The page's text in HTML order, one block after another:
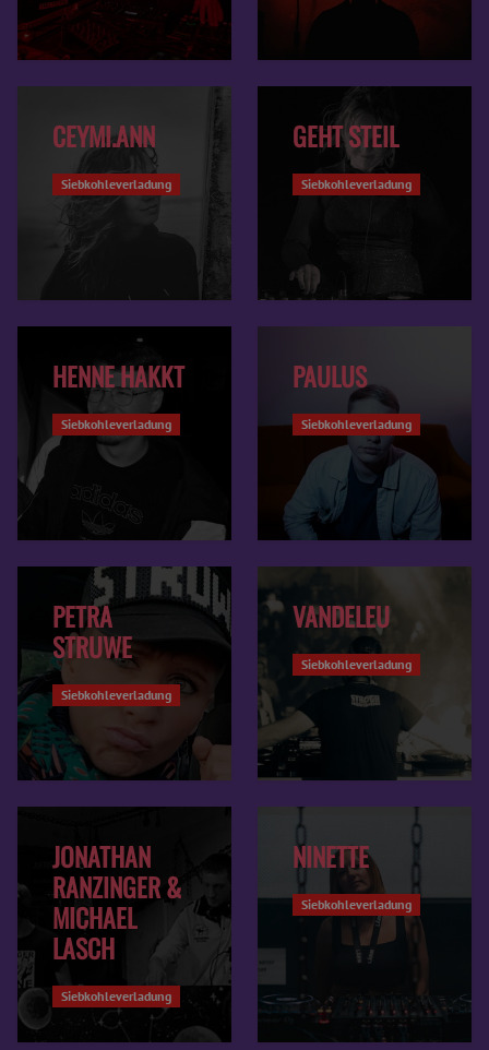
CEYMI.ANN
Siebkohleverladung
GEHT STEIL
Siebkohleverladung
HENNE HAKKT
Siebkohleverladung
PAULUS
Siebkohleverladung
PETRA
STRUWE
Siebkohleverladung
VANDELEU
Siebkohleverladung
JONATHAN
RANZINGER &
MICHAEL
LASCH
Siebkohleverladung
NINETTE
Siebkohleverladung